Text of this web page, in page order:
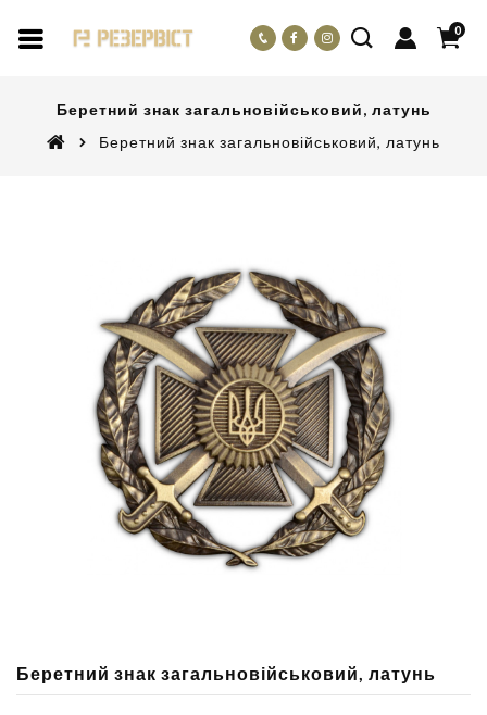
0
Беретний знак загальновійськовий, латунь
Беретний знак загальновійськовий, латунь
Беретний знак загальновійськовий, латунь